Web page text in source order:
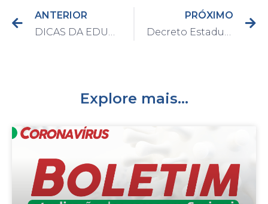
ANTERIOR
DICAS DA EDUCAÇÃO
PRÓXIMO
Decreto Estadual torna obrigatório o uso de máscaras para a população a partir desta quinta
Explore mais...